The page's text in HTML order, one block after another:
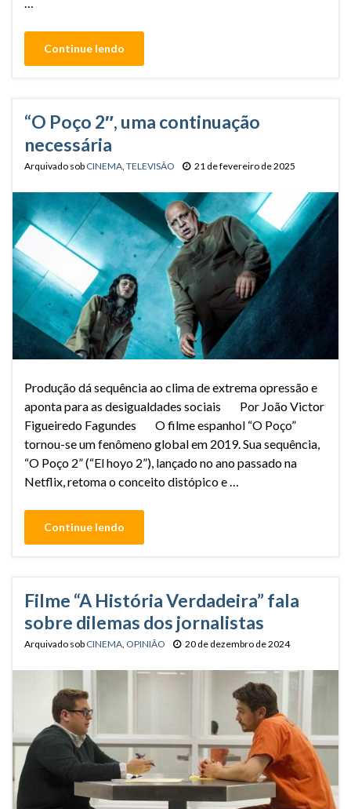
Continue lendo
“O Poço 2″, uma continuação
necessária
Arquivado sob CINEMA TELEVISÃO 21 de fevereiro de 2025
Produção dá sequência ao clima de extrema opressão e
aponta para as desigualdades sociais Por João Victor
Figueiredo Fagundes O filme espanhol “O Poço”
tornou-se um fenômeno global em 2019. Sua sequência,
“O Poço 2” (“El hoyo 2”), lançado no ano passado na
Netflix, retoma o conceito distópico e …
Continue lendo
Filme “A História Verdadeira” fala
sobre dilemas dos jornalistas
Arquivado sob CINEMA, OPINIÃO 20 de dezembro de 2024